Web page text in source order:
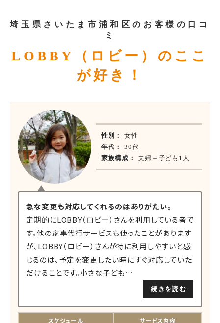
埼玉県さいたま市浦和区のお客様の口コ
ミ
LOBBY（ロビー）のここ
が好き！
性別：
女性
年代：
30代
家族構成：
夫婦＋子ども1人
急な変更も対応してくれるのはありがたい。
定期的にLOBBY（ロビー）さんを利用している者で
す。他の家事代行サービスも使ったことがあります
が、LOBBY（ロビー）さんが特に利用しやすいと感
じるのは、予定を変更したい時にすぐ対応していた
だけることです。小さな子ども…
続きを読む
スケジュール
サービス内容